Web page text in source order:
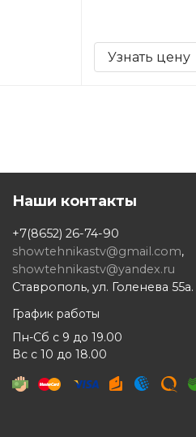
Узнать цену
Наши контакты
+7(8652) 26-74-90
showtehnikastv@gmail.com,
showtehnikastv@yandex.ru
Ставрополь, ул. Голенева 55а.
График работы
Пн-Сб с 9 до 19.00
Вс с 10 до 18.00